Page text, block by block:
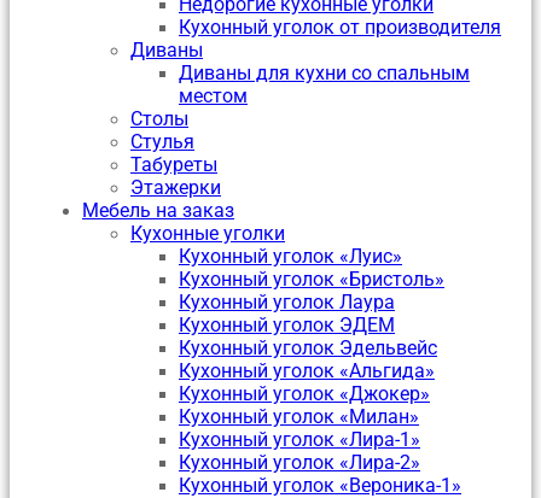
Кухонный уголок от производителя
Диваны
Диваны для кухни со спальным
местом
Столы
Стулья
Табуреты
Этажерки
Мебель на заказ
Кухонные уголки
Кухонный уголок «Луис»
Кухонный уголок «Бристоль»
Кухонный уголок Лаура
Кухонный уголок ЭДЕМ
Кухонный уголок Эдельвейс
Кухонный уголок «Альгида»
Кухонный уголок «Джокер»
Кухонный уголок «Милан»
Кухонный уголок «Лира-1»
Кухонный уголок «Лира-2»
Кухонный уголок «Вероника-1»